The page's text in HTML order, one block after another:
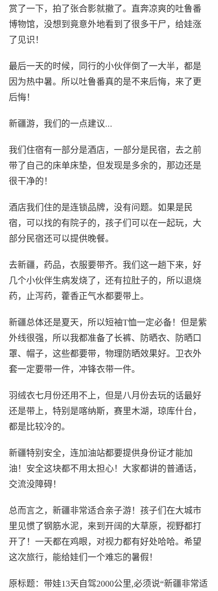
赏了一下，拍了张合影就撤了。直奔凉爽的吐鲁番
博物馆，没想到竟意外地看到了很多干尸，给娃涨
了见识！
最后一天的时候，同行的小伙伴倒了一大半，都是
因为热中暑。所以吐鲁番真的是不来后悔，来了更
后悔！
新疆游，我们的一点建议...
我们住宿有一部分是酒店，一部分是民宿，去之前
带了自己的床单床垫，但发现是多余的，那边还是
很干净的！
酒店我们住的是连锁品牌，没有问题。如果是民
宿，可以找的有院子的，孩子们可以在一起玩，大
部分民宿还可以提供晚餐。
去新疆，药品，衣服要带齐。我们这一趟下来，好
几个小伙伴生病发烧了，还有拉肚子的，所以退烧
药，止泻药，藿香正气水都要带上。
新疆总体还是夏天，所以短袖T恤一定必备！但是紫
外线很强，所以我都准备了长裤、防晒衣、防晒口
罩、帽子，这些都要带，物理防晒效果好。卫衣外
套一定要带一件，冲锋衣带一件。
羽绒衣七月份还用不上，但是八月份去玩的话最好
还是带上，特别是喀纳斯，赛里木湖，琼库什台，
都是比较冷的。
新疆特别安全，连加油站都要提供身份证才能加
油！安全这块都不用太担心！大家都讲的普通话，
交流没障碍！
总而言之，新疆非常适合亲子游！孩子们在大城市
里见惯了钢筋水泥，来到开阔的大草原，视野都打
开了！一天都在鸡眼，对视力都有好处哈哈。希望
这次旅行，能给娃们一个难忘的暑假！
原标题：带娃13天自驾2000公里,必须说“新疆非常适